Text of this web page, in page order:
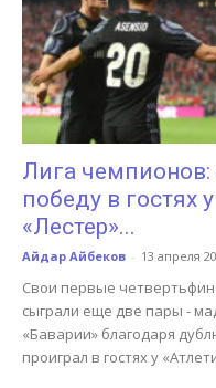
Кыргызстана
Лига
победу в гостях
«Лестер»...
Айдар Айбеков - 13 апреля
Свои первые
сыграли еще две пары -
«Баварии» благодаря
проиграл в гостях у